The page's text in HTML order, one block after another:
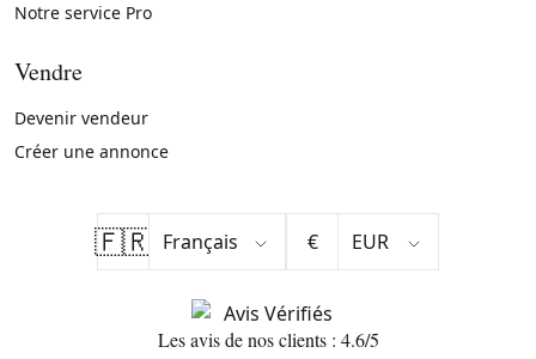
Notre service Pro
Vendre
Devenir vendeur
Créer une annonce
🇫🇷 €
Les avis de nos clients : 4.6/5